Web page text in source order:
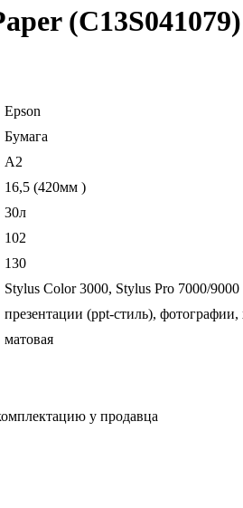
(C13S041079)
Epson
Бумага
A2
16,5 (420мм )
30л
102
130
Stylus Color 3000, Stylus Pro 7000/9000
презентации (ppt-стиль),
матовая
у продавца